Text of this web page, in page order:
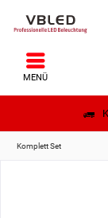
MENÜ
Komplett Set